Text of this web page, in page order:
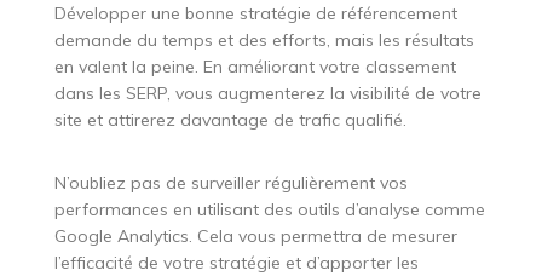
Développer une bonne stratégie de référencement
demande du temps et des efforts, mais les résultats
en valent la peine. En améliorant votre classement
dans les SERP, vous augmenterez la visibilité de votre
site et attirerez davantage de trafic qualifié.
N’oubliez pas de surveiller régulièrement vos
performances en utilisant des outils d’analyse comme
Google Analytics. Cela vous permettra de mesurer
l’efficacité de votre stratégie et d’apporter les